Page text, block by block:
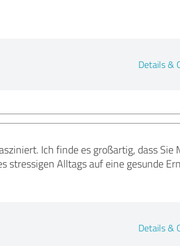
Details &
Ich finde es großartig, dass Sie
stressigen Alltags auf eine gesunde
Details &